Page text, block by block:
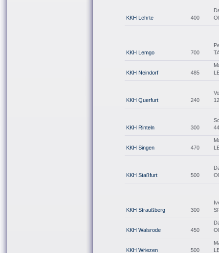
KKH Lehrte 400
KKH Lemgo 700
KKH Neindorf 485
KKH Querfurt 240
KKH Rinteln 300
44
KKH Singen 470
KKH Staßfurt 500
KKH Straußberg 300
KKH Walsrode 450
KKH Wriezen 500